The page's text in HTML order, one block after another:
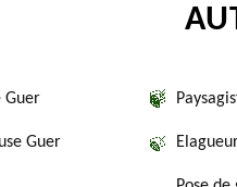
Guer
Guer